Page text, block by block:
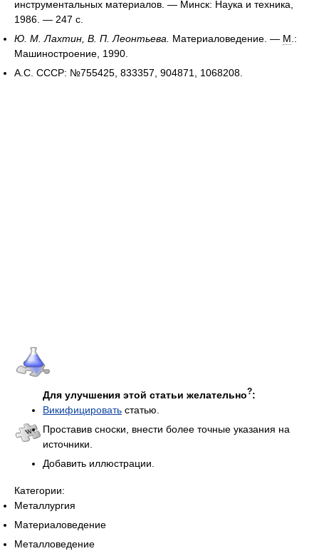
инструментальных материалов. — Минск: Наука и техника,
1986. — 247 с.
Ю. М. Лахтин, В. П. Леонтьева. Материаловедение. — М.:
Машиностроение, 1990.
А.С. СССР: №755425, 833357, 904871, 1068208.
Для улучшения этой статьи желательно?:
Викифицировать статью.
Проставив сноски, внести более точные указания на
источники.
Добавить иллюстрации.
Категории:
Металлургия
Материаловедение
Металловедение